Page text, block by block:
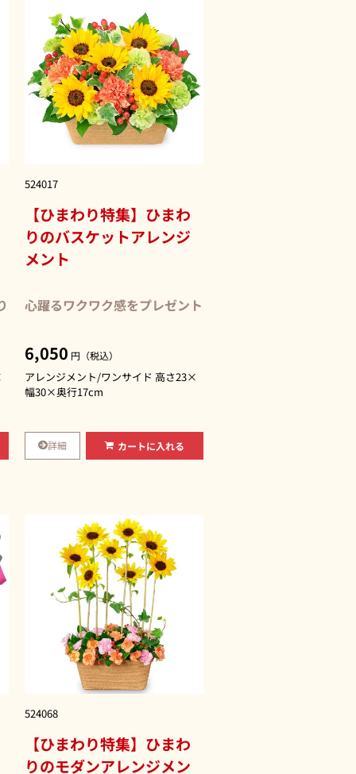
524017
【ひまわり特集】ひまわ
りのバスケットアレンジ
メント
心躍るワクワク感をプレゼント
6,050 円（税込）
アレンジメント/ワンサイド 高さ23×
幅30×奥行17cm
詳細 カートに入れる
524068
【ひまわり特集】ひまわ
りのモダンアレンジメン